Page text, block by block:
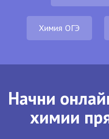
Химия ОГЭ
Начни
химии